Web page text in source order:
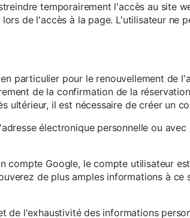
temporairement l'accès au site
de l'accès à la page. L'utilisateur ne
particulier pour le renouvellement de
de la confirmation de la
ultérieur, il est nécessaire de créer un
électronique personnelle ou
compte Google, le compte utilisateur
de plus amples informations à ce
de l'exhaustivité des informations